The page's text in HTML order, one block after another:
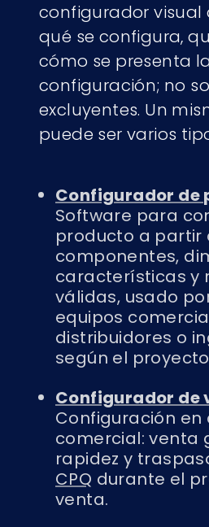
configurador visual
qué se configura,
cómo se presenta
configuración; no
excluyentes. Un
puede ser varios
Configurador de
Software para
producto a partir
componentes,
características y
válidas, usado
equipos
distribuidores o
según el
Configurador de
Configuración en
comercial: venta
rapidez y
CPQ durante el
venta.